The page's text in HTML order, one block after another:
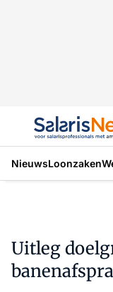
NieuwsLoonzaken
Uitleg